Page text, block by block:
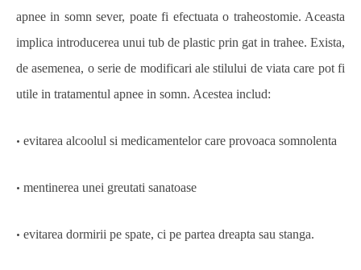
apnee in somn sever, poate fi efectuata o traheostomie. Aceasta
implica introducerea unui tub de plastic prin gat in trahee. Exista,
de asemenea, o serie de modificari ale stilului de viata care pot fi
utile in tratamentul apnee in somn. Acestea includ:
• evitarea alcoolul si medicamentelor care provoaca somnolenta
• mentinerea unei greutati sanatoase
• evitarea dormirii pe spate, ci pe partea dreapta sau stanga.